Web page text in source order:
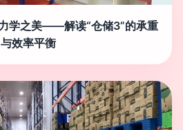
学之美——解读“仓储3”的承重
与效率平衡